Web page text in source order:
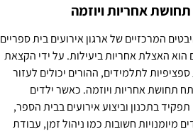
אחריות ויוזמה
המרכזיים של ארגון אירועים בית ספריים
הוא האצלת אחריות ביעילות. על ידי הקצאת
לתלמידים, ההורים יכולים לעזור
תחושת אחריות ויוזמה. כאשר ילדים
בתכנון וביצוע אירועים בבית הספר,
מיומנויות חשובות כמו ניהול זמן, עבודת